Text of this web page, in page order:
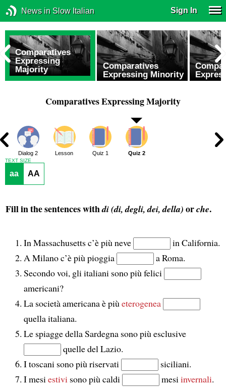
News in Slow Italian Sign In
Comparatives
Expressing
Majority
Comparatives
Expressing Minority
Comparatives Expressing Majority
Dialog 2 Lesson Quiz 1 Quiz 2
TEXT SIZE
aa AA
Fill in the sentences withdi (di, degli, dei, della) orche.
In Massachusetts c’è più neve
in California.
A Milano c’è più pioggia
a Roma.
Secondo voi, gli italiani sono più felici
americani?
La società americana è più eterogenea
quella italiana.
Le spiagge della Sardegna sono più esclusive
quelle del Lazio.
I toscani sono più riservati
siciliani.
I mesi estivi sono più caldi mesi invernali.